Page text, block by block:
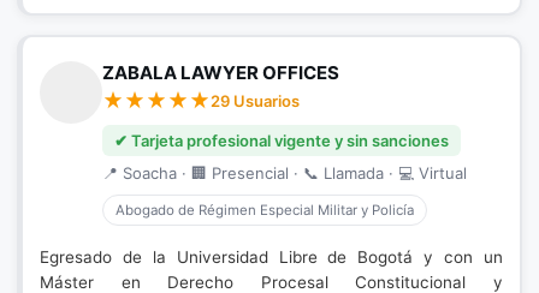
ZABALA LAWYER OFFICES
29 Usuarios
✔ Tarjeta profesional vigente y sin sanciones
📍 Soacha · 🏢 Presencial · 📞 Llamada · 💻 Virtual
Abogado de Régimen Especial Militar y Policía
Egresado de la Universidad Libre de Bogotá y con un
Máster en Derecho Procesal Constitucional y